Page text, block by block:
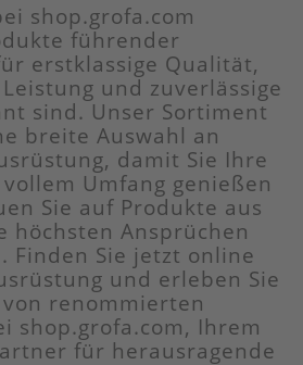
shop.grofa.com
führender
erstklassige Qualität,
und zuverlässige
sind. Unser Sortiment
breite Auswahl an
damit Sie Ihre
Umfang genießen
Sie auf Produkte aus
höchsten Ansprüchen
Finden Sie jetzt online
und erleben Sie
renommierten
shop.grofa.com, Ihrem
für herausragende